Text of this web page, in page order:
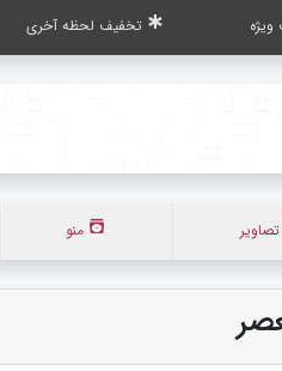
تخفیف لحظه آخری
منو